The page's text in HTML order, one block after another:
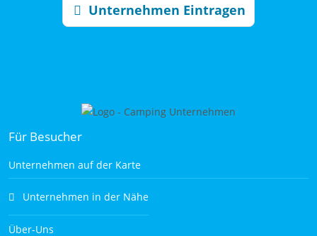
Unternehmen Eintragen
Für Besucher
Unternehmen auf der Karte
Unternehmen in der Nähe
Über-Uns